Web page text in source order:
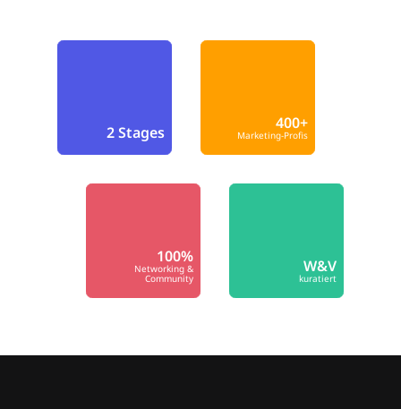
2 Stages 400+
Marketing-Profis
100%
Networking &
Community
W&V
kuratiert